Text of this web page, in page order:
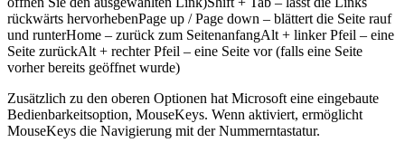
rückwärts hervorhebenPage up / Page down – blättert die Seite rauf
und runterHome – zurück zum SeitenanfangAlt + linker Pfeil – eine
Seite zurückAlt + rechter Pfeil – eine Seite vor (falls eine Seite
vorher bereits geöffnet wurde)
Zusätzlich zu den oberen Optionen hat Microsoft eine eingebaute
Bedienbarkeitsoption, MouseKeys. Wenn aktiviert, ermöglicht
MouseKeys die Navigierung mit der Nummerntastatur.